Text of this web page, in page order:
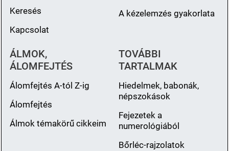
Keresés
Kapcsolat
A kézelemzés gyakorlata
ÁLMOK,
ÁLOMFEJTÉS
Álomfejtés A-tól Z-ig
Álomfejtés
Álmok témakörű cikkeim
TOVÁBBI
TARTALMAK
Hiedelmek, babonák,
népszokások
Fejezetek a
numerológiából
Bőrléc-rajzolatok